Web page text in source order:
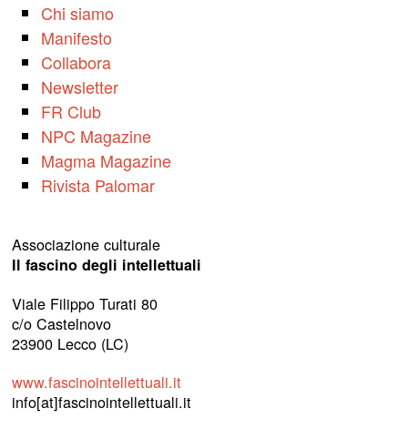
Chi siamo
Manifesto
Collabora
Newsletter
FR Club
NPC Magazine
Magma Magazine
Rivista Palomar
Associazione culturale
Il fascino degli intellettuali
Viale Filippo Turati 80
c/o Castelnovo
23900 Lecco (LC)
www.fascinointellettuali.it
info[at]fascinointellettuali.it